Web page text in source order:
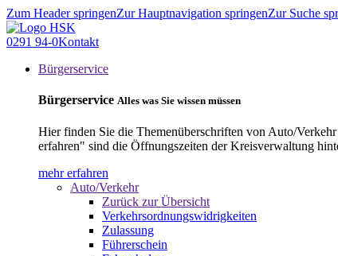
Zum Header springenZur Hauptnavigation springenZur Suche
0291 94-0Kontakt
Bürgerservice
Bürgerservice Alles was Sie wissen müssen
Hier finden Sie die Themenüberschriften von Auto/
erfahren" sind die Öffnungszeiten der Kreisverwaltung
mehr erfahren
Auto/Verkehr
Zurück zur Übersicht
Verkehrsordnungswidrigkeiten
Zulassung
Führerschein